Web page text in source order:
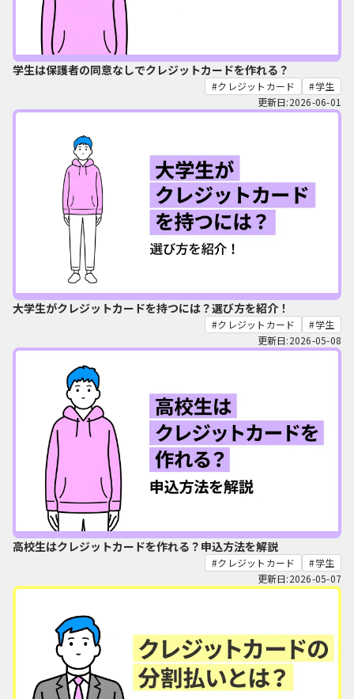
学生は保護者の同意なしでクレジットカードを作れる？
クレジットカード
学生
更新日:2026-06-01
大学生がクレジットカードを持つには？選び方を紹介！
クレジットカード
学生
更新日:2026-05-08
高校生はクレジットカードを作れる？申込方法を解説
クレジットカード
学生
更新日:2026-05-07